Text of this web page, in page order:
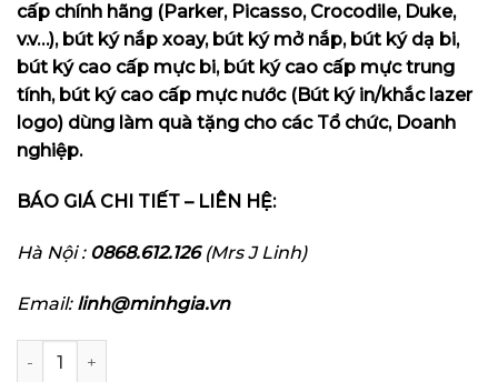
cấp chính hãng (Parker, Picasso, Crocodile, Duke,
v.v…), bút ký nắp xoay, bút ký mở nắp, bút ký dạ bi,
bút ký cao cấp mực bi, bút ký cao cấp mực trung
tính, bút ký cao cấp mực nước (Bút ký in/khắc lazer
logo) dùng làm quà tặng cho các Tổ chức, Doanh
nghiệp.
BÁO GIÁ CHI TIẾT – LIÊN HỆ:
Hà Nội : 0868.612.126 (Mrs J Linh)
Email: linh@minhgia.vn
Bút ký cao cấp Bossi 270RB- Đen khắc Logo_Manulife số